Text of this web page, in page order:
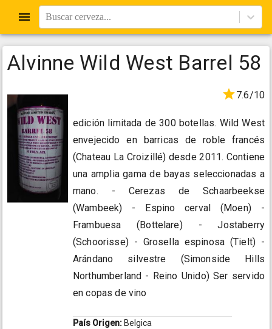
Buscar cerveza...
Alvinne Wild West Barrel 58
7.6/10
edición limitada de 300 botellas. Wild West
envejecido en barricas de roble francés
(Chateau La Croizillé) desde 2011. Contiene
una amplia gama de bayas seleccionadas a
mano. - Cerezas de Schaarbeekse
(Wambeek) - Espino cerval (Moen) -
Frambuesa (Bottelare) - Jostaberry
(Schoorisse) - Grosella espinosa (Tielt) -
Arándano silvestre (Simonside Hills
Northumberland - Reino Unido) Ser servido
en copas de vino
País Origen: Belgica